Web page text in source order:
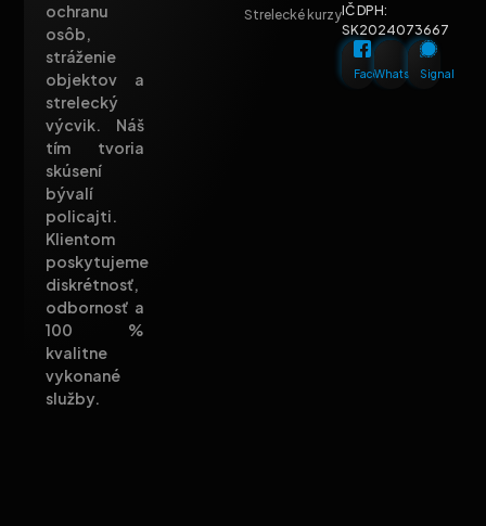
ochranu
osôb,
stráženie
objektov a
strelecký
výcvik. Náš
tím tvoria
skúsení
bývalí
policajti.
Klientom
poskytujeme
diskrétnosť,
odbornosť a
100 %
kvalitne
vykonané
služby.
Strelecké kurzyIČ DPH:
SK2024073667
Facebook
WhatsappSignal